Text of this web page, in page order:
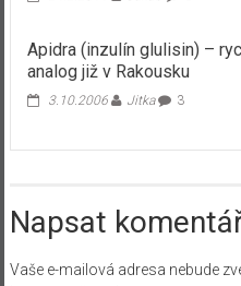
Apidra (inzulín glulisin) –
analog již v Rakousku
3.10.2006 Jitka 3
Napsat
Vaše e-mailová adresa nebude